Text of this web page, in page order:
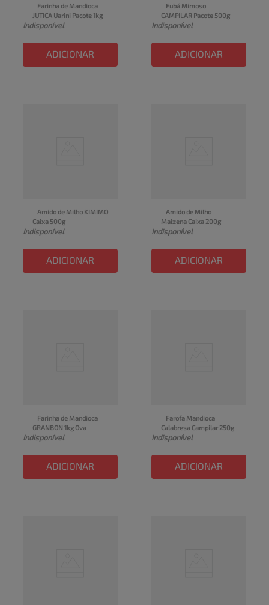
Farinha de Mandioca
JUTICA Uarini Pacote 1kg
Indisponível
ADICIONAR
Fubá Mimoso
CAMPILAR Pacote 500g
Indisponível
ADICIONAR
Amido de Milho KIMIMO
Caixa 500g
Indisponível
ADICIONAR
Amido de Milho
Maizena Caixa 200g
Indisponível
ADICIONAR
Farinha de Mandioca
GRANBON 1kg Ova
Indisponível
ADICIONAR
Farofa Mandioca
Calabresa Campilar 250g
Indisponível
ADICIONAR